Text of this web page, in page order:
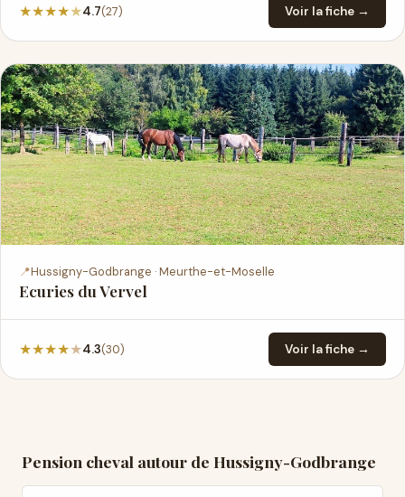
★★★★★4.7(27) Voir la fiche →
📍Hussigny-Godbrange · Meurthe-et-Moselle
Ecuries du Vervel
★★★★★4.3(30) Voir la fiche →
Pension cheval autour de Hussigny-Godbrange